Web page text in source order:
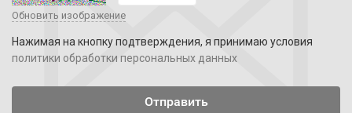
Обновить изображение
Нажимая на кнопку подтверждения, я принимаю условия
политики обработки персональных данных